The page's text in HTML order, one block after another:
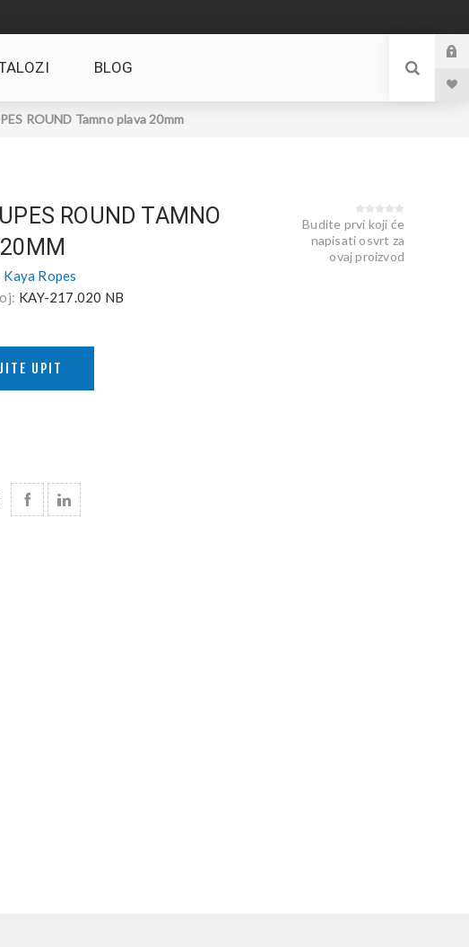
BLOG
ROUND Tamno plava 20mm
ROUND TAMNO
Kaya Ropes
KAY-217.020 NB
Budite prvi koji će
napisati osvrt za
ovaj proizvod
UPIT